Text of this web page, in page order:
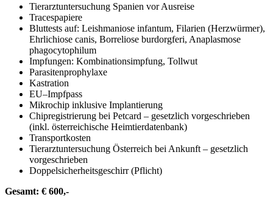
Tierarztuntersuchung Spanien vor Ausreise
Tracespapiere
Bluttests auf: Leishmaniose infantum, Filarien (Herzwürmer),
Ehrlichiose canis, Borreliose burdorgferi, Anaplasmose
phagocytophilum
Impfungen: Kombinationsimpfung, Tollwut
Parasitenprophylaxe
Kastration
EU–Impfpass
Mikrochip inklusive Implantierung
Chipregistrierung bei Petcard – gesetzlich vorgeschrieben
(inkl. österreichische Heimtierdatenbank)
Transportkosten
Tierarztuntersuchung Österreich bei Ankunft – gesetzlich
vorgeschrieben
Doppelsicherheitsgeschirr (Pflicht)
Gesamt: € 600,-